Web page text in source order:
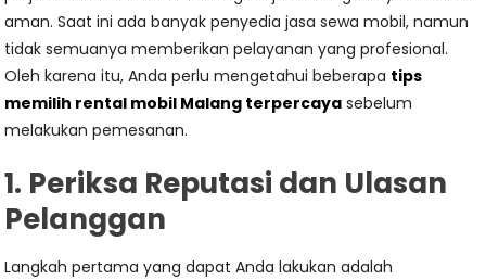
aman. Saat ini ada banyak penyedia jasa sewa mobil, namun
tidak semuanya memberikan pelayanan yang profesional.
Oleh karena itu, Anda perlu mengetahui beberapa tips
memilih rental mobil Malang terpercaya sebelum
melakukan pemesanan.
1. Periksa Reputasi dan Ulasan
Pelanggan
Langkah pertama yang dapat Anda lakukan adalah